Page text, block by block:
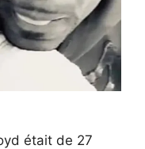
était de 27